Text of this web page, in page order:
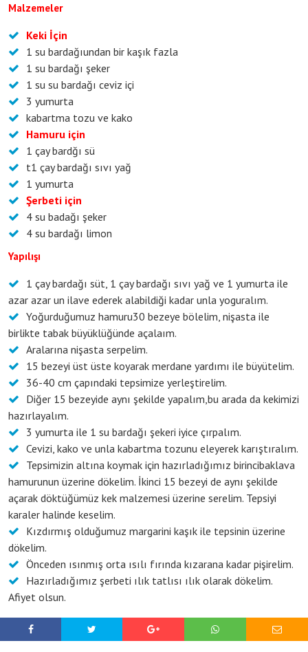
Malzemeler
Keki İçin
1 su bardağıundan bir kaşık fazla
1 su bardağı şeker
1 su su bardağı ceviz içi
3 yumurta
kabartma tozu ve kako
Hamuru için
1 çay bardğı sü
t1 çay bardağı sıvı yağ
1 yumurta
Şerbeti için
4 su badağı şeker
4 su bardağı limon
Yapılışı
1 çay bardağı süt, 1 çay bardağı sıvı yağ ve 1 yumurta ile
azar azar un ilave ederek alabildiği kadar unla yoguralım.
Yoğurduğumuz hamuru30 bezeye bölelim, nişasta ile
birlikte tabak büyüklüğünde açalaım.
Aralarına nişasta serpelim.
15 bezeyi üst üste koyarak merdane yardımı ile büyütelim.
36-40 cm çapındaki tepsimize yerleştirelim.
Diğer 15 bezeyide aynı şekilde yapalım,bu arada da kekimizi
hazırlayalım.
3 yumurta ile 1 su bardağı şekeri iyice çırpalım.
Cevizi, kako ve unla kabartma tozunu eleyerek karıştıralım.
Tepsimizin altına koymak için hazırladığımız birincibaklava
hamurunun üzerine dökelim. İkinci 15 bezeyi de aynı şekilde
açarak döktüğümüz kek malzemesi üzerine serelim. Tepsiyi
karaler halinde keselim.
Kızdırmış olduğumuz margarini kaşık ile tepsinin üzerine
dökelim.
Önceden ısınmış orta ısılı fırında kızarana kadar pişirelim.
Hazırladığımız şerbeti ılık tatlısı ılık olarak dökelim.
Afiyet olsun.